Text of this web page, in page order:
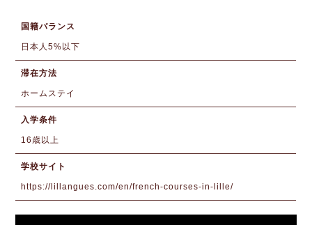
国籍バランス
日本人5%以下
滞在方法
ホームステイ
入学条件
16歳以上
学校サイト
https://lillangues.com/en/french-courses-in-lille/